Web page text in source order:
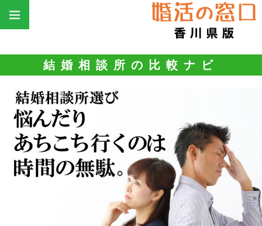
結婚相談所の比較ナビ